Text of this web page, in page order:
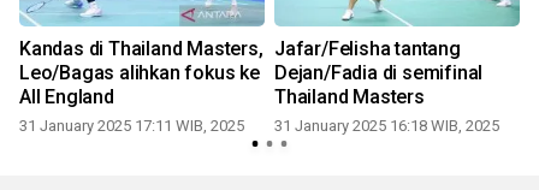
Kandas di Thailand Masters,
Leo/Bagas alihkan fokus ke
All England
31 January 2025 17:11 WIB, 2025
Jafar/Felisha tantang
Dejan/Fadia di semifinal
Thailand Masters
31 January 2025 16:18 WIB, 2025